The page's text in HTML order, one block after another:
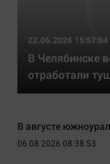
22.06.2026 15:57:04
В Челябинске
отработали
В августе
06.08.2026 08:38:53